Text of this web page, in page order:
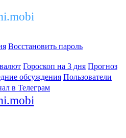
Восстановить пароль
Гороскоп на 3 дня Прогноз
обсуждения Пользователи
в Телеграм